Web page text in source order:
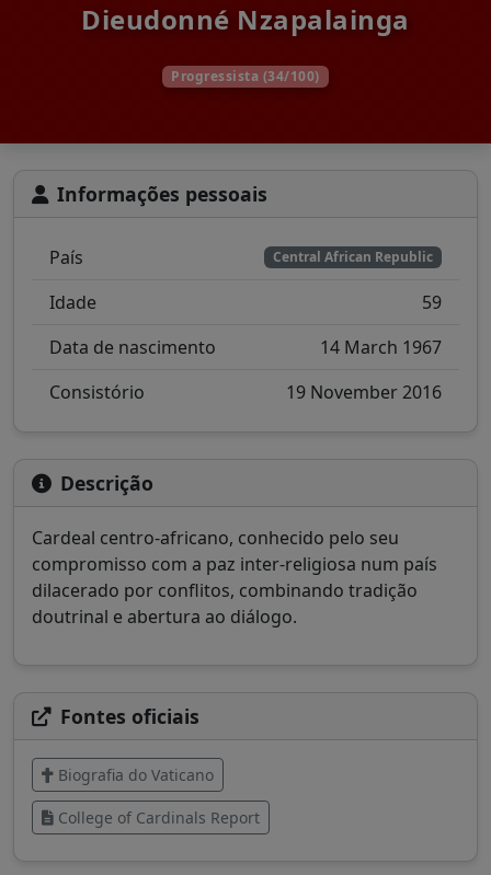
Dieudonné Nzapalainga
Progressista (34/100)
Informações pessoais
País Central African Republic
Idade
59
Data de nascimento
14 March 1967
Consistório
19 November 2016
Descrição
Cardeal centro-africano, conhecido pelo seu
compromisso com a paz inter-religiosa num país
dilacerado por conflitos, combinando tradição
doutrinal e abertura ao diálogo.
Fontes oficiais
Biografia do Vaticano
College of Cardinals Report